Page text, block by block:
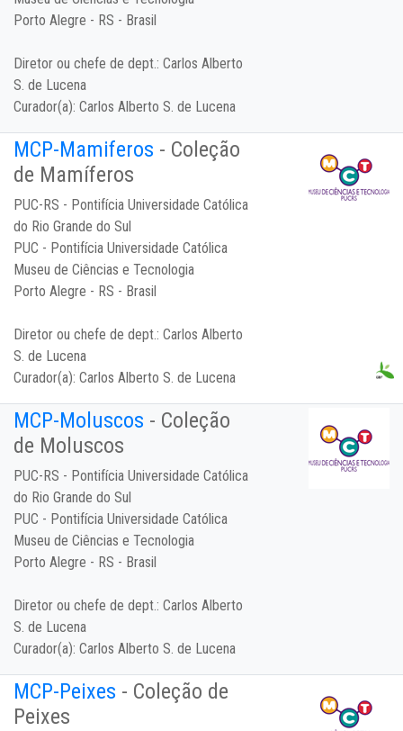
Porto Alegre - RS - Brasil
Diretor ou chefe de dept.: Carlos Alberto
S. de Lucena
Curador(a): Carlos Alberto S. de Lucena
MCP-Mamiferos - Coleção
de Mamíferos
PUC-RS - Pontifícia Universidade Católica
do Rio Grande do Sul
PUC - Pontifícia Universidade Católica
Museu de Ciências e Tecnologia
Porto Alegre - RS - Brasil
Diretor ou chefe de dept.: Carlos Alberto
S. de Lucena
Curador(a): Carlos Alberto S. de Lucena
MCP-Moluscos - Coleção
de Moluscos
PUC-RS - Pontifícia Universidade Católica
do Rio Grande do Sul
PUC - Pontifícia Universidade Católica
Museu de Ciências e Tecnologia
Porto Alegre - RS - Brasil
Diretor ou chefe de dept.: Carlos Alberto
S. de Lucena
Curador(a): Carlos Alberto S. de Lucena
MCP-Peixes - Coleção de
Peixes